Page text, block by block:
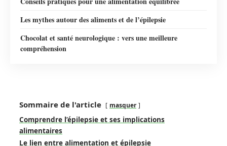
Les mythes autour des aliments et de l’épilepsie
Chocolat et santé neurologique : vers une meilleure
compréhension
Sommaire de l'article masquer
Comprendre l’épilepsie et ses implications
alimentaires
Le lien entre alimentation et épilepsie